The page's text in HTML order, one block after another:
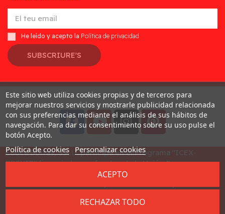
He leído y acepto la Política de privacidad
SUBSCRIURE'S
Desarrollado porAddis
Educa Borras, S.A.U. participa en el Programa "ICEX-
BREXIT" financiado por fondos de la Unión Europea, para
mitigar las consecuencias adversas de la retirada del
Este sitio web utiliza cookies propias y de terceros para
mejorar nuestros servicios y mostrarle publicidad relacionada
con sus preferencias mediante el análisis de sus hábitos de
navegación. Para dar su consentimiento sobre su uso pulse el
botón Acepto.
Política de cookies Personalizar cookies
RECHAZAR TODO
ACEPTO